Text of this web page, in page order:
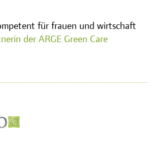
für frauen und wirtschaft
der ARGE Green Care